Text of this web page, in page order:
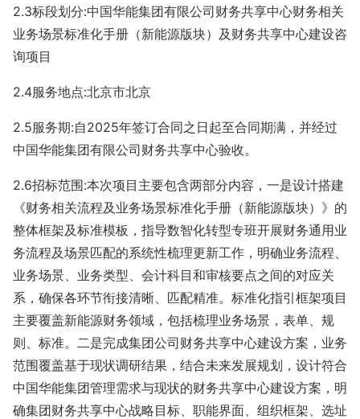
2.3标段划分:中国华能集团有限公司财务共享中心财务相关
业务场景标准化手册（新能源版块）及财务共享中心建设咨
询项目
2.4服务地点:北京市北京
2.5服务期:自2025年签订合同之日起至合同期满，并经过
中国华能集团有限公司财务共享中心验收。
2.6招标范围:本次项目主要包含两部分内容，一是设计搭建
《财务相关流程及业务场景标准化手册（新能源版块）》的
整体框架及标准模板，指导数智化转型专班开展财务通用业
务流程及场景匹配的系统性梳理更新工作，明确业务流程、
业务场景、业务类型、会计科目和审核要点之间的对应关
系，确保各环节衔接清晰、匹配精准。标准化指引框架项目
主要覆盖新能源财务领域，包括梳理业务场景，表单、规
则、标准。二是完成集团公司财务共享中心建设方案，业务
范围覆盖基于现状调研结果，结合未来发展规划，设计符合
中国华能集团管理需求与现状的财务共享中心建设方案，明
确集团财务共享中心战略目标、职能界面、组织框架、选址